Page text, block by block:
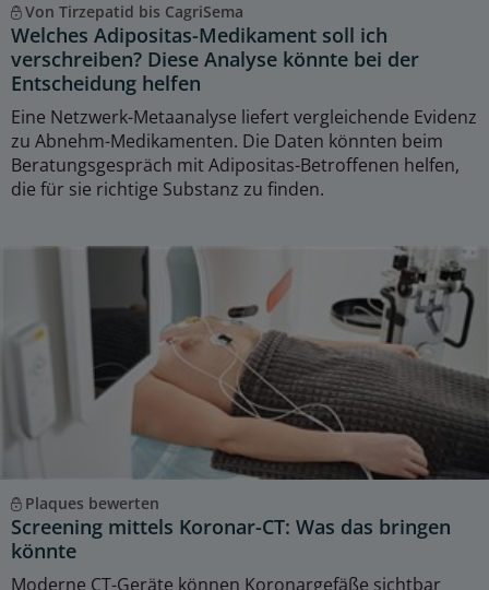
Von Tirzepatid bis CagriSema
Welches Adipositas-Medikament soll ich
verschreiben? Diese Analyse könnte bei der
Entscheidung helfen
Eine Netzwerk-Metaanalyse liefert vergleichende Evidenz
zu Abnehm-Medikamenten. Die Daten könnten beim
Beratungsgespräch mit Adipositas-Betroffenen helfen,
die für sie richtige Substanz zu finden.
Plaques bewerten
Screening mittels Koronar-CT: Was das bringen
könnte
Moderne CT-Geräte können Koronargefäße sichtbar